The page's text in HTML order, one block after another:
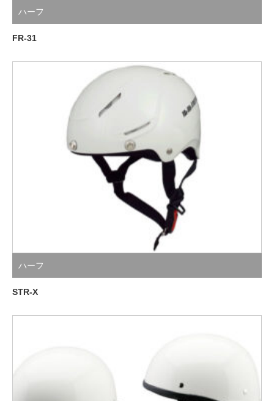
ハーフ
FR-31
ハーフ
STR-X